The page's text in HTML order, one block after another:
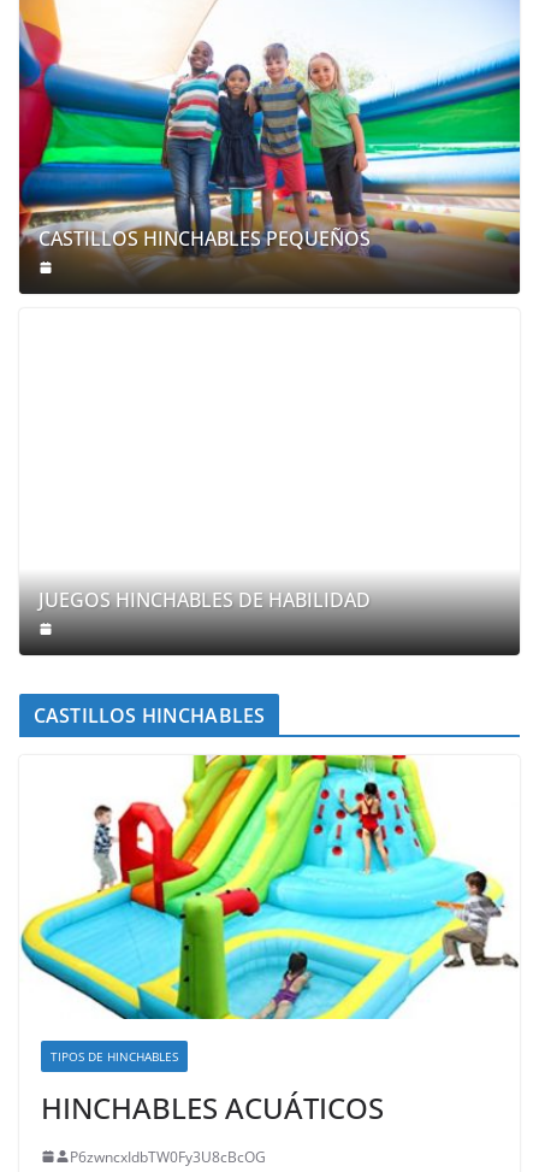
CASTILLOS HINCHABLES PEQUEÑOS
JUEGOS HINCHABLES DE HABILIDAD
CASTILLOS HINCHABLES
TIPOS DE HINCHABLES
HINCHABLES ACUÁTICOS
P6zwncxIdbTW0Fy3U8cBcOG